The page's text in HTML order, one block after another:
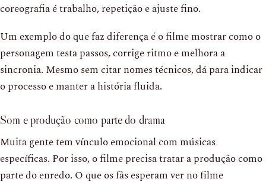
coreografia é trabalho, repetição e ajuste fino.
Um exemplo do que faz diferença é o filme mostrar como o
personagem testa passos, corrige ritmo e melhora a
sincronia. Mesmo sem citar nomes técnicos, dá para indicar
o processo e manter a história fluida.
Som e produção como parte do drama
Muita gente tem vínculo emocional com músicas
específicas. Por isso, o filme precisa tratar a produção como
parte do enredo. O que os fãs esperam ver no filme